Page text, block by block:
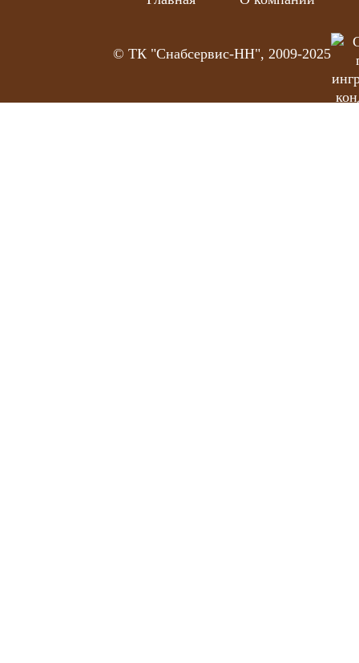
© ТК "Снабсервис-НН", 2009-2025